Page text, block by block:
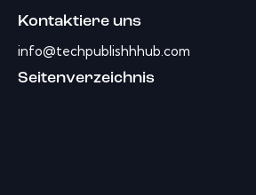
Kontaktiere uns
info@techpublishhhub.com
Seitenverzeichnis